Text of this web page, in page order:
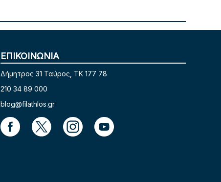
ΕΠΙΚΟΙΝΩΝΙΑ
Δήμητρος 31 Ταύρος, TK 177 78
210 34 89 000
blog@filathlos.gr